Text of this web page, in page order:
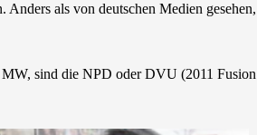
als von deutschen Medien
sind die NPD oder DVU (2011